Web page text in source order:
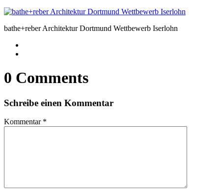
bathe+reber Architektur Dortmund Wettbewerb Iserlohn
0 Comments
Schreibe einen Kommentar
Kommentar *